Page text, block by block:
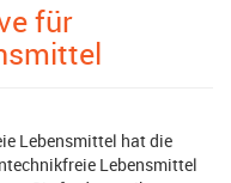
für
Lebensmittel hat die
Lebensmittel